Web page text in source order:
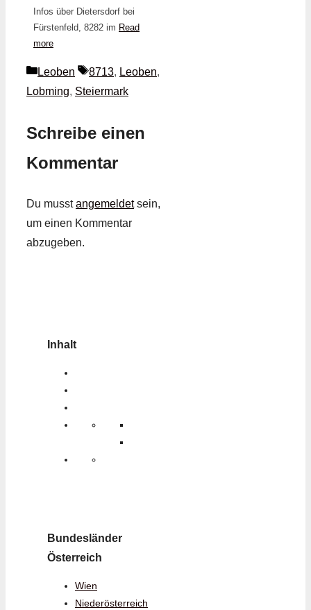
Infos über Dietersdorf bei
Fürstenfeld, 8282 im Read
more
Kategorien
Leoben Schlagwörter
8713, Leoben,
Lobming, Steiermark
Schreibe einen
Kommentar
Du musstangemeldetsein,
um einen Kommentar
abzugeben.
Inhalt
Bundesländer
Österreich
Wien
Niederösterreich